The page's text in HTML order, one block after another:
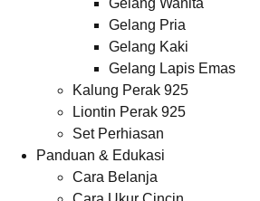
Gelang Wanita
Gelang Pria
Gelang Kaki
Gelang Lapis Emas
Kalung Perak 925
Liontin Perak 925
Set Perhiasan
Panduan & Edukasi
Cara Belanja